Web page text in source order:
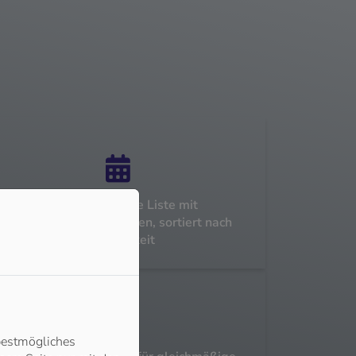
Wir erstellen eine Liste mit
Handlungsempfehlungen, sortiert nach
Dringlichkeit